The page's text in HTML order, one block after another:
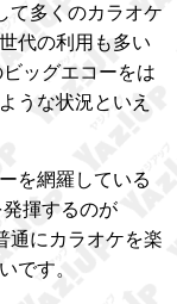
て多くのカラオケ
代の利用も多い
ッグエコーをは
うな状況といえ
を網羅している
揮するのが
通にカラオケを楽
です。